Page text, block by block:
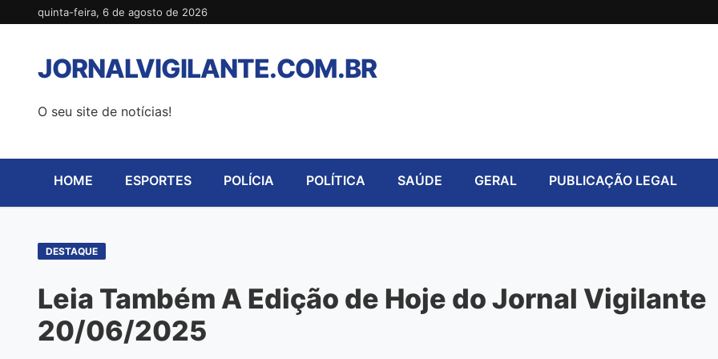
para
conteúdo
quinta-feira, 6 de agosto de 2026
JORNALVIGILANTE.COM.BR
O seu site de notícias!
HOME ESPORTES POLÍCIA POLÍTICA SAÚDE GERAL PUBLICAÇÃO LEGAL
DESTAQUE
Leia Também A Edição de Hoje do Jornal Vigilante
20/06/2025